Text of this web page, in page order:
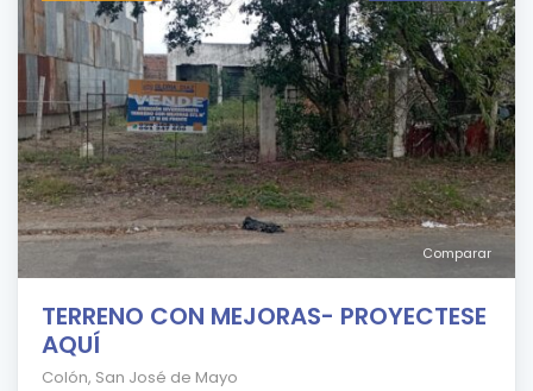
Comparar
TERRENO CON MEJORAS- PROYECTESE
AQUÍ
Colón, San José de Mayo